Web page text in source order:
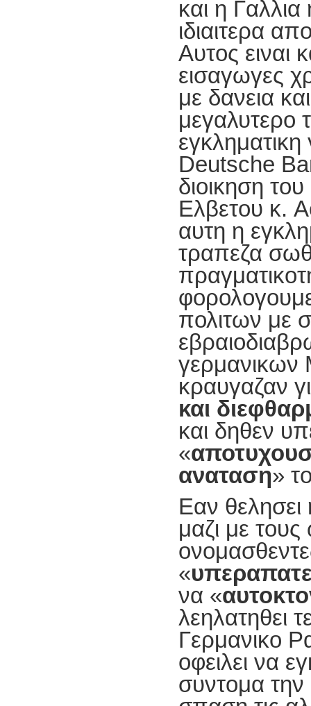
και η Γαλλια
ιδιαιτερα
Αυτος ειναι
εισαγωγες
με δανεια
μεγαλυτερο
Deutsche
διοικηση
Ελβετου κ.
αυτη η
τραπεζα
πολιτων με
κραυγαζαν
και
και δηθεν
«
αναταση»
Εαν
μαζι με
«
να «
λεηλατηθει
Γερμανικο
οφειλει να
συντομα